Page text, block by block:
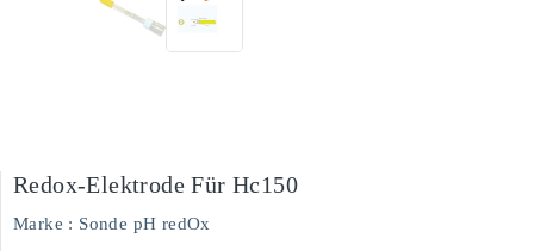
Redox-Elektrode Für Hc150
Marke : Sonde pH redOx